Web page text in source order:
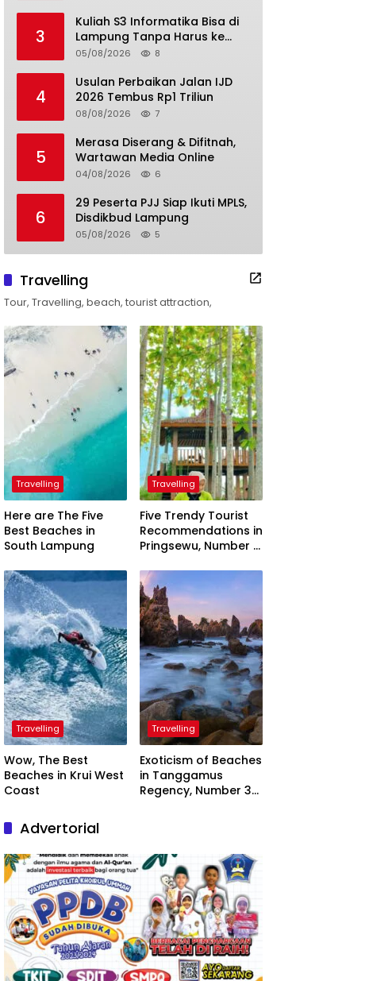
3
Kuliah S3 Informatika Bisa di
Lampung Tanpa Harus ke
Luar Daerah
05/08/2026 8
4
Usulan Perbaikan Jalan IJD
2026 Tembus Rp1 Triliun
08/08/2026 7
5
Merasa Diserang & Difitnah,
Wartawan Media Online
04/08/2026 6
6
29 Peserta PJJ Siap Ikuti MPLS,
Disdikbud Lampung
05/08/2026 5
Travelling
Tour, Travelling, beach, tourist attraction,
Travelling
Here are The Five
Best Beaches in
South Lampung
Travelling
Five Trendy Tourist
Recommendations in
Pringsewu, Number 3
President
Travelling
Wow, The Best
Beaches in Krui West
Coast
Travelling
Exoticism of Beaches
in Tanggamus
Regency, Number 3
Advertorial